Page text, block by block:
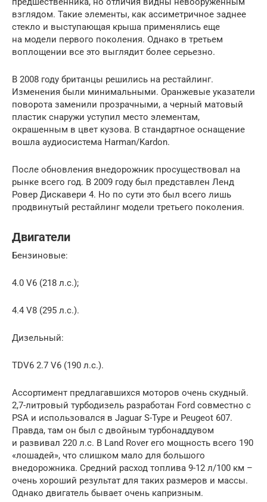
взглядом. Такие элементы, как ассиметричное заднее
стекло и выступающая крыша применялись еще
на модели первого поколения. Однако в третьем
воплощении все это выглядит более серьезно.
В 2008 году британцы решились на рестайлинг.
Изменения были минимальными. Оранжевые указатели
поворота заменили прозрачными, а черный матовый
пластик снаружи уступил место элементам,
окрашенным в цвет кузова. В стандартное оснащение
вошла аудиосистема Harman/Kardon.
После обновления внедорожник просуществовал на
рынке всего год. В 2009 году был представлен Ленд
Ровер Дискавери 4. Но по сути это был всего лишь
продвинутый рестайлинг модели третьего поколения.
Двигатели
Бензиновые:
4.0 V6 (218 л.с.);
4.4 V8 (295 л.с.).
Дизельный:
TDV6 2.7 V6 (190 л.с.).
Ассортимент предлагавшихся моторов очень скудный.
2,7-литровый турбодизель разработан Ford совместно с
PSA и использовался в Jaguar S-Type и Peugeot 607.
Правда, там он был с двойным турбонаддувом
и развивал 220 л.с. В Land Rover его мощность всего 190
«лошадей», что слишком мало для большого
внедорожника. Средний расход топлива 9-12 л/100 км –
очень хороший результат для таких размеров и массы.
Однако двигатель бывает очень капризным.